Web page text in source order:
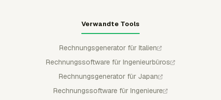
Verwandte Tools
Rechnungsgenerator für Italien
Rechnungssoftware für Ingenieurbüros
Rechnungsgenerator für Japan
Rechnungssoftware für Ingenieure